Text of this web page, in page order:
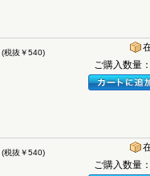
(税抜￥540)
ご購入数量：
(税抜￥540)
ご購入数量：